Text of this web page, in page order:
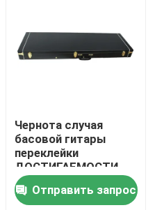
Чернота случая
басовой гитары
переклейки
ДОСТИГАЕМОСТИ
220 электрическая
крепко или
Отправить запрос